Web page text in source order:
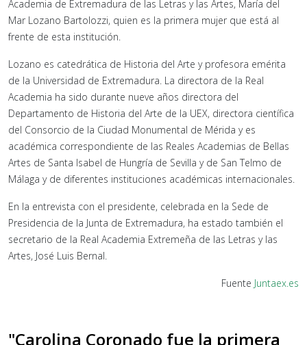
Academia de Extremadura de las Letras y las Artes, María del
Mar Lozano Bartolozzi, quien es la primera mujer que está al
frente de esta institución.
Lozano es catedrática de Historia del Arte y profesora emérita
de la Universidad de Extremadura. La directora de la Real
Academia ha sido durante nueve años directora del
Departamento de Historia del Arte de la UEX, directora científica
del Consorcio de la Ciudad Monumental de Mérida y es
académica correspondiente de las Reales Academias de Bellas
Artes de Santa Isabel de Hungría de Sevilla y de San Telmo de
Málaga y de diferentes instituciones académicas internacionales.
En la entrevista con el presidente, celebrada en la Sede de
Presidencia de la Junta de Extremadura, ha estado también el
secretario de la Real Academia Extremeña de las Letras y las
Artes, José Luis Bernal.
Fuente Juntaex.es
"Carolina Coronado fue la primera